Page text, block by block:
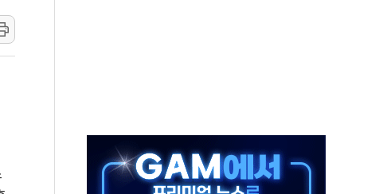
부 특사'로 콜롬비아 대통령 취임식 참석
시간당 30mm 강한 비...호우 피해 없어
정 조율 완료…초고가·비거주 1주택 등 여론 수렴"